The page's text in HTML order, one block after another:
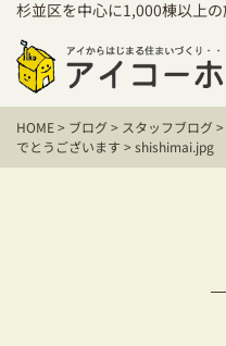
杉並区を中心に1,000棟以上
アイコーホ
保証／ア
HOME> ブログ> スタッフブログ>
でとうございます >shishimai.jpg